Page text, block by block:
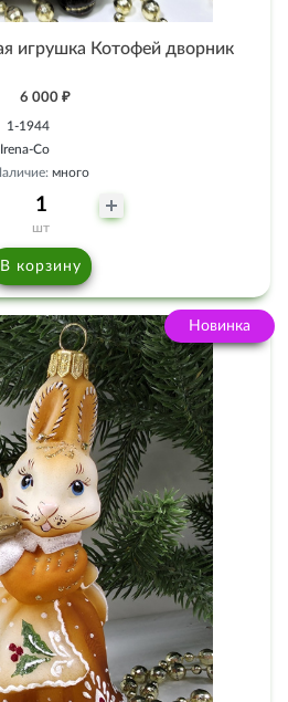
игрушка Котофей дворник
6 000 ₽
1-1944
Irena-Co
много
шт
В корзину
Новинка